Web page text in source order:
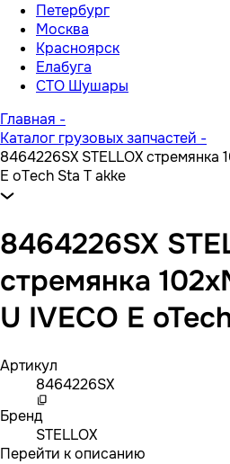
Петербург
Москва
Красноярск
Елабуга
СТО Шушары
Главная -
Каталог грузовых запчастей -
8464226SX STELLOX стремянка
E oTech Sta T akke
8464226SX
стремянка
U IVECO E
Артикул
8464226SX
Бренд
STELLOX
Перейти к описанию